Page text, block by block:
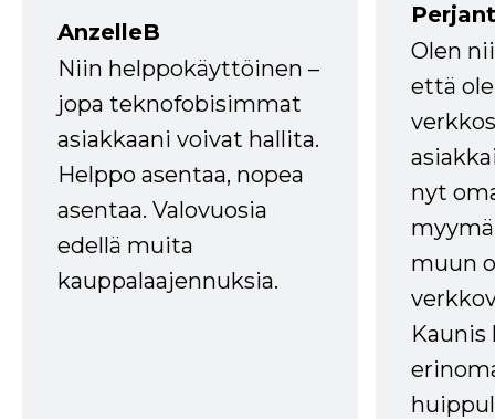
AnzelleB
Niin helppokäyttöinen –
jopa teknofobisimmat
asiakkaani voivat hallita.
Helppo asentaa, nopea
asentaa. Valovuosia
edellä muita
kauppalaajennuksia.
Olen
että
nyt
muun
Kaunis